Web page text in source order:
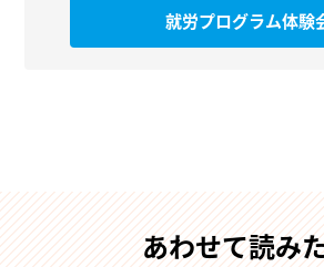
就労プログラム体験
あわせて読み